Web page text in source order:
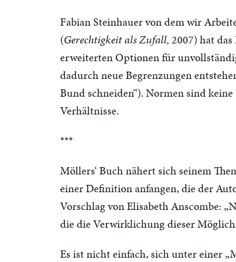
Fabian Steinhauer von dem wir
(Gerechtigkeit als Zufall, 2007) hat
erweiterten Optionen für
dadurch neue Begrenzungen
Bund schneiden“). Normen sind
Verhältnisse.
***
Möllers‘ Buch nähert sich seinem
einer Definition anfangen, die der
Vorschlag von Elisabeth Anscombe:
die die Verwirklichung dieser
Es ist nicht einfach, sich unter einer